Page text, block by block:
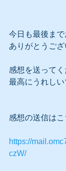
今日も最後ま
ありがとうご
感想を送って
最高にうれしい
感想の送信はこ
https://
czW/